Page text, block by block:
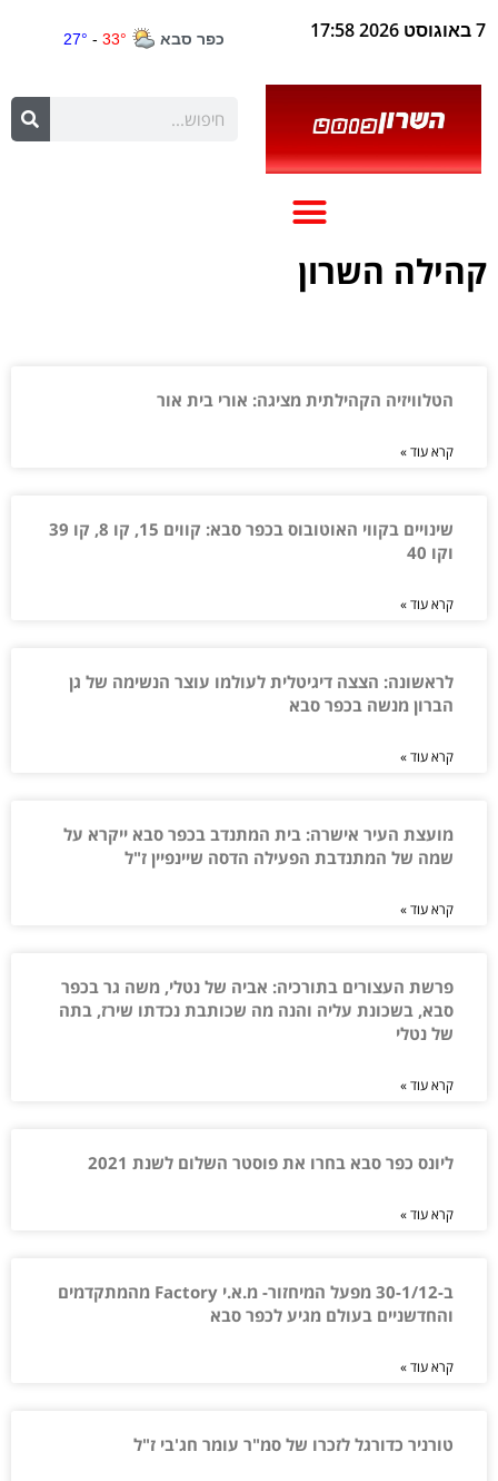
7 באוגוסט 2026 17:58
קהילה השרון
הטלוויזיה הקהילתית מציגה: אורי בית אור
קרא עוד »
שינויים בקווי האוטובוס בכפר סבא: קווים 15, קו 8, קו 39
וקו 40
קרא עוד »
לראשונה: הצצה דיגיטלית לעולמו עוצר הנשימה של גן
הברון מנשה בכפר סבא
קרא עוד »
מועצת העיר אישרה: בית המתנדב בכפר סבא ייקרא על
שמה של המתנדבת הפעילה הדסה שיינפיין ז"ל
קרא עוד »
פרשת העצורים בתורכיה: אביה של נטלי, משה גר בכפר
סבא, בשכונת עליה והנה מה שכותבת נכדתו שירז, בתה
של נטלי
קרא עוד »
ליונס כפר סבא בחרו את פוסטר השלום לשנת 2021
קרא עוד »
ב-30-1/12 מפעל המיחזור- מ.א.י Factory מהמתקדמים
והחדשניים בעולם מגיע לכפר סבא
קרא עוד »
טורניר כדורגל לזכרו של סמ"ר עומר חג'בי ז"ל